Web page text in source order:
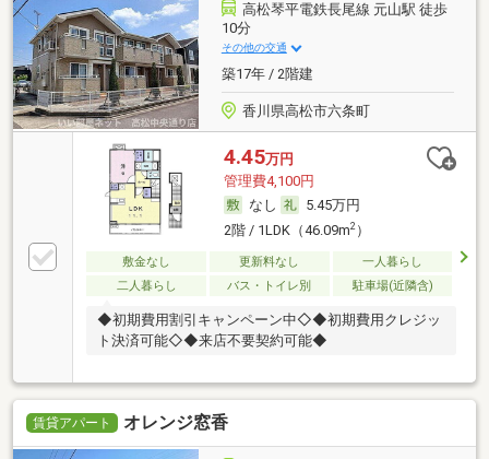
高松琴平電鉄長尾線 元山駅 徒歩
10分
その他の交通
築17年 / 2階建
香川県高松市六条町
4.45万円
管理費4,100円
なし
5.45万円
2階 / 1LDK（46.09m2）
敷金なし 更新料なし
一人暮らし
二人暮らし
バス・トイレ別 駐車場(近隣含)
◆初期費用割引キャンペーン中◇◆初期費用クレジッ
ト決済可能◇◆来店不要契約可能◆
賃貸アパート オレンジ窓香